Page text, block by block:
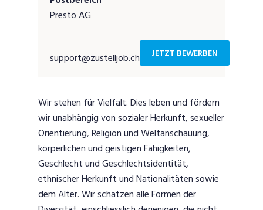
Presto AG
support@zustelljob.ch JETZT BEWERBEN
Wir stehen für Vielfalt. Dies leben und fördern
wir unabhängig von sozialer Herkunft, sexueller
Orientierung, Religion und Weltanschauung,
körperlichen und geistigen Fähigkeiten,
Geschlecht und Geschlechtsidentität,
ethnischer Herkunft und Nationalitäten sowie
dem Alter. Wir schätzen alle Formen der